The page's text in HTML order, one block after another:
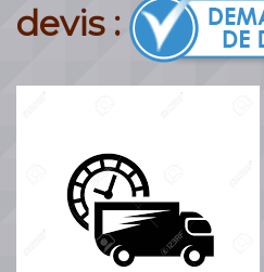
devis :